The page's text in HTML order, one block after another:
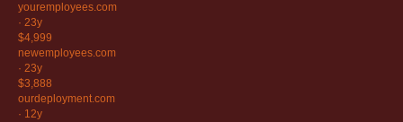
youremployees.com
· 23y
$4,999
newemployees.com
· 23y
$3,888
ourdeployment.com
· 12y